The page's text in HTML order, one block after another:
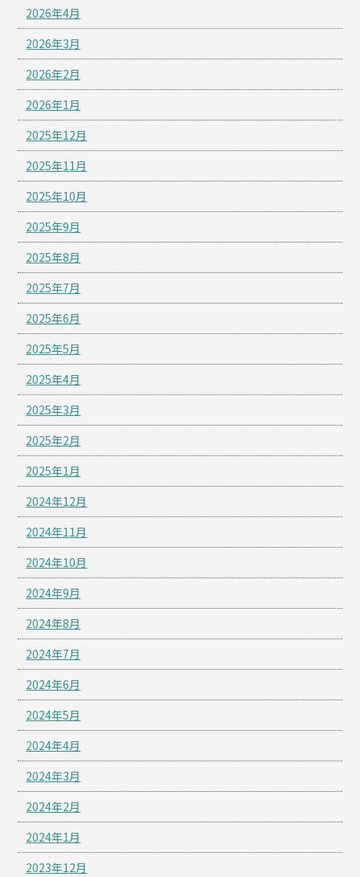
2026年4月
2026年3月
2026年2月
2026年1月
2025年12月
2025年11月
2025年10月
2025年9月
2025年8月
2025年7月
2025年6月
2025年5月
2025年4月
2025年3月
2025年2月
2025年1月
2024年12月
2024年11月
2024年10月
2024年9月
2024年8月
2024年7月
2024年6月
2024年5月
2024年4月
2024年3月
2024年2月
2024年1月
2023年12月